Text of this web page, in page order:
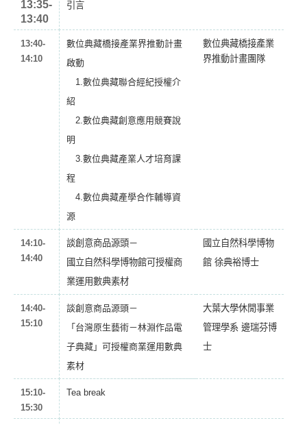
13:35-
13:40
引言
13:40-
14:10
數位典藏橋接產業界推動計畫
啟動
1.數位典藏聯合經紀授權介
紹
2.數位典藏創意應用競賽說
明
3.數位典藏產業人才培育課
程
4.數位典藏產學合作輔導資
源
數位典藏橋接產業
界推動計畫團隊
14:10-
14:40
談創意商品源頭－
國立自然科學博物館可授權商
業運用數典素材
國立自然科學博物
館 徐典裕博士
14:40-
15:10
談創意商品源頭－
「台灣原生藝術－林淵作品電
子典藏」可授權商業運用數典
素材
大葉大學休閒事業
管理學系 邊瑞芬博
士
15:10-
15:30
Tea break